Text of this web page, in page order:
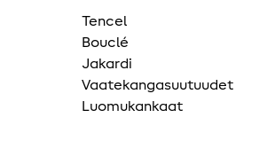
Tencel
Bouclé
Jakardi
Vaatekangasuutuudet
Luomukankaat